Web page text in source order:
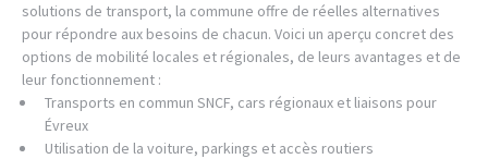
solutions de transport, la commune offre de réelles alternatives
pour répondre aux besoins de chacun. Voici un aperçu concret des
options de mobilité locales et régionales, de leurs avantages et de
leur fonctionnement :
Transports en commun SNCF, cars régionaux et liaisons pour
Évreux
Utilisation de la voiture, parkings et accès routiers